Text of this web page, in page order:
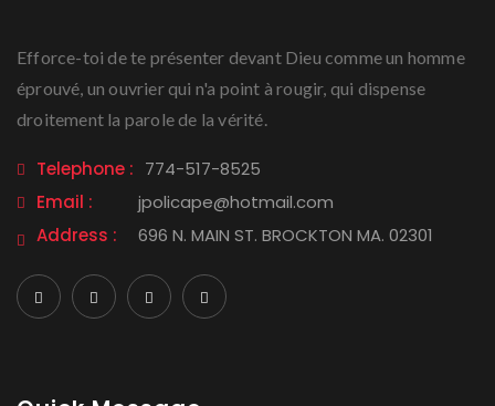
Efforce-toi de te présenter devant Dieu comme un homme
éprouvé, un ouvrier qui n'a point à rougir, qui dispense
droitement la parole de la vérité.
Telephone : 774-517-8525
Email :
jpolicape@hotmail.com
Address :
696 N. MAIN ST. BROCKTON MA. 02301